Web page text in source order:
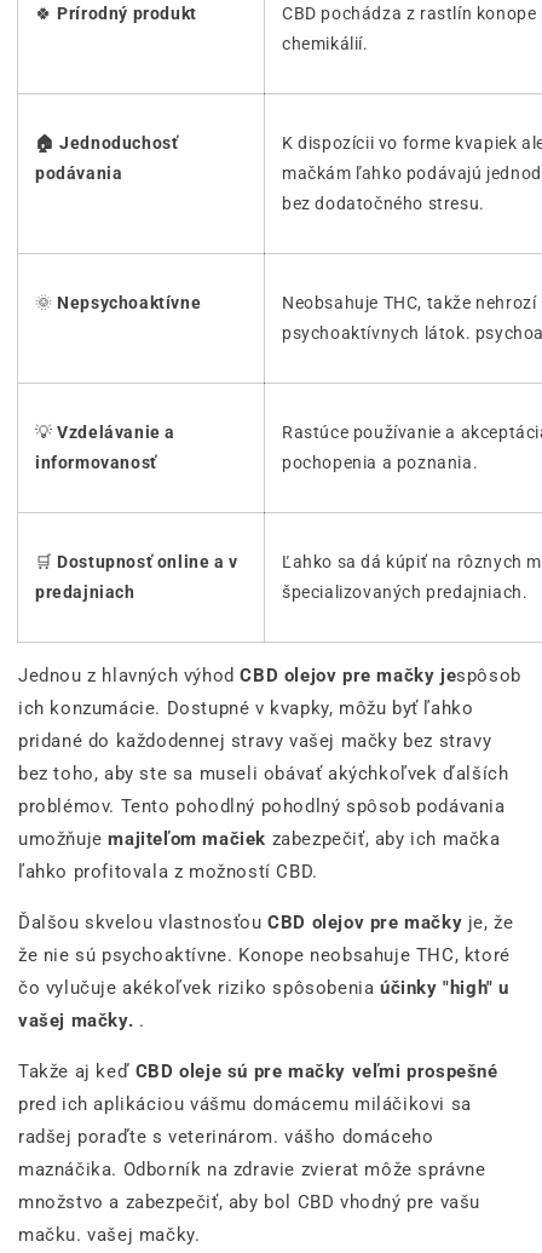
🍀 Prírodný produkt
CBD pochádza z rastlín
chemikálií.
🏠 Jednoduchosť
podávania
K dispozícii vo forme kvapiek
mačkám ľahko podávajú
bez dodatočného stresu.
🌞 Nepsychoaktívne
Neobsahuje THC, takže
psychoaktívnych látok.
💡Vzdelávanie a
informovanosť
Rastúce používanie a
pochopenia a poznania.
🛒 Dostupnosť online a v
predajniach
Ľahko sa dá kúpiť na rôznych
špecializovaných predajniach.
Jednou z hlavných výhodCBD olejov pre mačky jespôsob
ich konzumácie. Dostupné v kvapky, môžu byť ľahko
pridané do každodennej stravy vašej mačky bez stravy
bez toho, aby ste sa museli obávať akýchkoľvek ďalších
problémov. Tento pohodlný pohodlný spôsob podávania
umožňujemajiteľom mačiek zabezpečiť, aby ich mačka
ľahko profitovala z možností CBD.
Ďalšou skvelou vlastnosťouCBD olejov pre mačky je, že
že nie sú psychoaktívne. Konope neobsahuje THC, ktoré
čo vylučuje akékoľvek riziko spôsobenia účinky "high" u
vašej mačky. .
Takže aj keď CBD oleje sú pre mačky veľmi prospešné
pred ich aplikáciou vášmu domácemu miláčikovi sa
radšej poraďte s veterinárom. vášho domáceho
maznáčika. Odborník na zdravie zvierat môže správne
množstvo a zabezpečiť, aby bol CBD vhodný pre vašu
mačku. vašej mačky.